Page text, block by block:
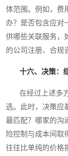
体范围。例如，费
办？是否包含应对
供哪些关联服务，
的公司注册、合规
十六、决策：
在经过上述多方
选。此时，决策应
最匹配？哪家的沟
险控制与成本间取
往往比单纯的价格